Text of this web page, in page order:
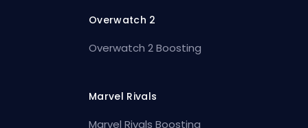
Overwatch 2
Overwatch 2 Boosting
Marvel Rivals
Marvel Rivals Boosting